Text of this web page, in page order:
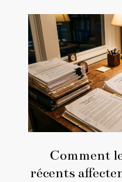
Comment
récents